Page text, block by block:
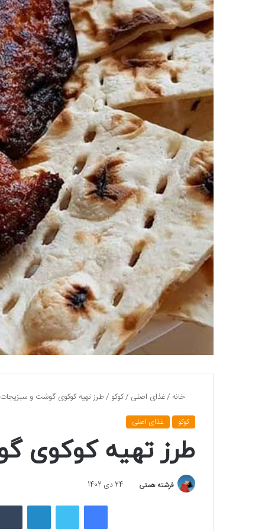
خانه /غذای اصلی /کوکو /طرز تهیه کوکوی گوشت و سبزیجات
کوکو غذای اصلی
طرز تهیه کوکوی
فرشته همتی 24 دی 1402
فیسبوک لینکداین